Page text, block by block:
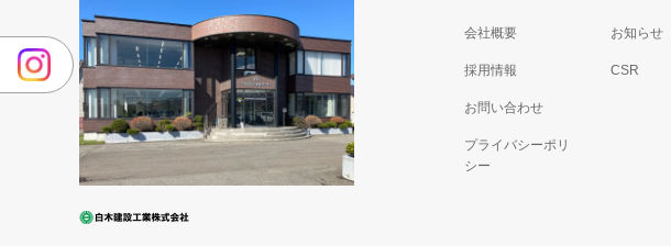
会社概要
採用情報
お問い合わせ
プライバシーポリ
シー
お知らせ
CSR